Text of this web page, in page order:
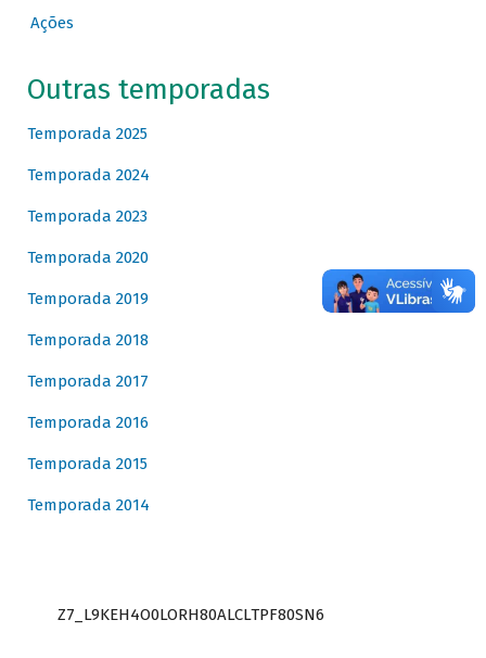
Ações
Outras temporadas
Temporada 2025
Temporada 2024
Temporada 2023
Temporada 2020
Temporada 2019
Temporada 2018
Temporada 2017
Temporada 2016
Temporada 2015
Temporada 2014
Z7_L9KEH4O0LORH80ALCLTPF80SN6